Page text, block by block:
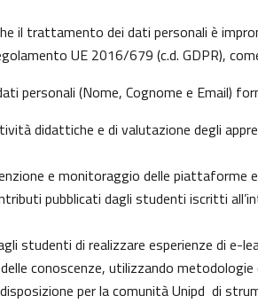
il trattamento dei dati personali è
UE 2016/679 (c.d. GDPR),
personali (Nome, Cognome e Email)
didattiche e di valutazione degli
e monitoraggio delle piattaforme
pubblicati dagli studenti iscritti
studenti di realizzare esperienze di e-
conoscenze, utilizzando
per la comunità Unipd di